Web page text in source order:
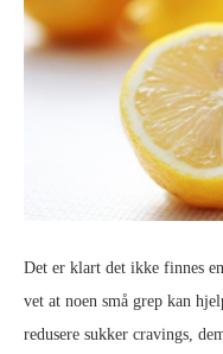
Det er klart det ikke finnes
vet at noen små grep kan
redusere sukker cravings,